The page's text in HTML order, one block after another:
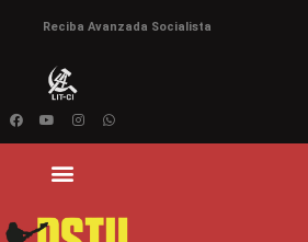
Reciba Avanzada Socialista